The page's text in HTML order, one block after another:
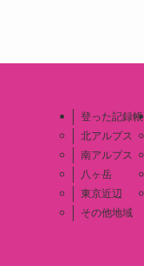
登った記録帳
北アルプス
南アルプス
八ヶ岳
東京近辺
その他地域